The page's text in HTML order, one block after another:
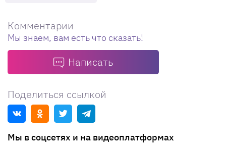
Комментарии
Мы знаем, вам есть что сказать!
Написать
Поделиться ссылкой
Мы в соцсетях и на видеоплатформах